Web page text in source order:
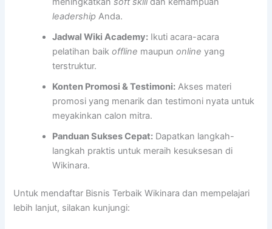
leadership Anda.
Jadwal Wiki Academy: Ikuti acara-acara
pelatihan baikoffline maupunonline yang
terstruktur.
Konten Promosi & Testimoni: Akses materi
promosi yang menarik dan testimoni nyata untuk
meyakinkan calon mitra.
Panduan Sukses Cepat: Dapatkan langkah-
langkah praktis untuk meraih kesuksesan di
Wikinara.
Untuk mendaftar Bisnis Terbaik Wikinara dan mempelajari
lebih lanjut, silakan kunjungi: